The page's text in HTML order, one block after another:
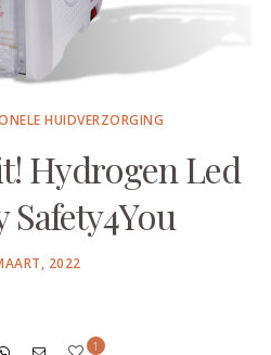
HUIDVERZORGING
Hydrogen Led
Safety4You
2022
1